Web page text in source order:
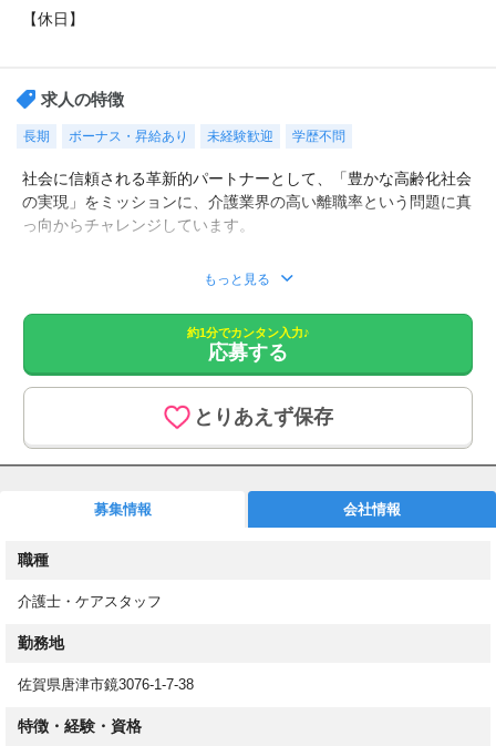
【休日】
求人の特徴
長期 ボーナス・昇給あり 未経験歓迎 学歴不問
社会に信頼される革新的パートナーとして、「豊かな高齢化社会
の実現」をミッションに、介護業界の高い離職率という問題に真
っ向からチャレンジしています。
■お一人お一人のご希望の条件を、専任の担当がじっくり伺っ
■職場の雰囲気など、詳細な情報もご紹介。
■面接対策や、履歴の添削など、転職活動を全面的にサポート！
■非公開の特別求人もございます。
■LINEでの転職相談も行っております。
介護付有料でのお仕事です
介護付有料老人ホームでの入居者の介護業務全般
有料老人ホームでは、入居されている高齢者の方々をご入居者様
ただ単に日常生活の支援をするという観点で介護を行うのではな
ことや嫌いなこと、趣味や大切にしている生活習慣を一人ひとり
も重要なミッションです。
もっと見る
とりあえず保存
約1分でカンタン入力♪
応募する
募集情報 会社情報
職種
介護士・ケアスタッフ
勤務地
佐賀県唐津市鏡3076-1-7-38
特徴・経験・資格